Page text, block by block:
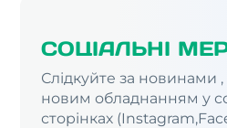
СОЦІАЛЬНІ
Слідкуйте за новинами
новим обладнанням у
сторінках